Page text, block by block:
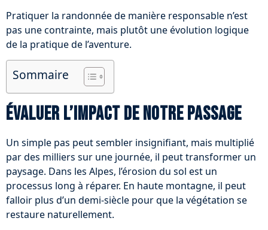
Pratiquer la randonnée de manière responsable n’est
pas une contrainte, mais plutôt une évolution logique
de la pratique de l’aventure.
Sommaire
Évaluer l’impact de notre passage
Un simple pas peut sembler insignifiant, mais multiplié
par des milliers sur une journée, il peut transformer un
paysage. Dans les Alpes, l’érosion du sol est un
processus long à réparer. En haute montagne, il peut
falloir plus d’un demi-siècle pour que la végétation se
restaure naturellement.